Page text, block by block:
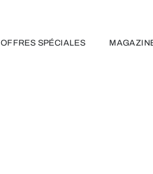
OFFRES SPÉCIALES